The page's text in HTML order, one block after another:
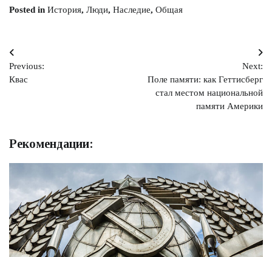
Posted in История, Люди, Наследие, Общая
Навигация
по
Previous:
Квас
Next:
Поле памяти: как Геттисберг
стал местом национальной
памяти Америки
Рекомендации: